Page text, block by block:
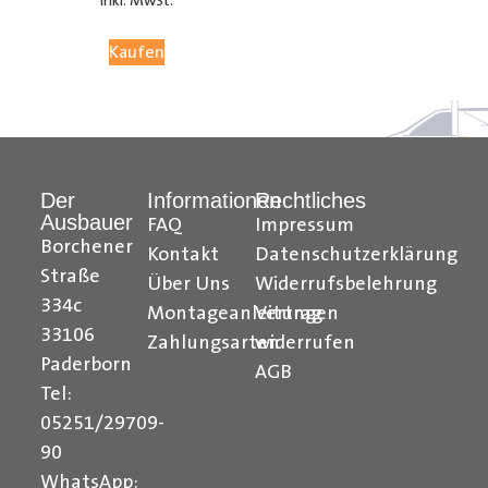
auch auf unseremYouTube Kanaleinfach und
Ihr Team von Der Ausbauer
Formularbeginn
Kaufen
Der
Ausbauer
Borchener
Straße
334c
33106
Paderborn
Tel:
05251/29709-
90
WhatsApp:
Informationen
FAQ
Kontakt
Über Uns
Montageanleitungen
Zahlungsarten
Rechtliches
Impressum
Datenschutzerklärung
Widerrufsbelehrung
Vertrag
widerrufen
AGB